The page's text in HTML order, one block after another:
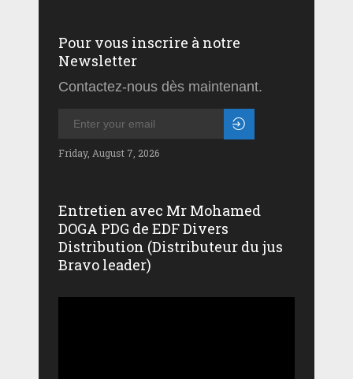
Pour vous inscrire à notre
Newsletter
Contactez-nous dès maintenant.
Friday, August 7, 2026
Entretien avec Mr Mohamed
DOGA PDG de EDF Divers
Distribution (Distributeur du jus
Bravo leader)